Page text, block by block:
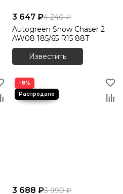
3 647 ₽4 240 ₽
Autogreen Snow Chaser 2
AW08 185/65 R15 88T
Известить
−8%
3 688 ₽3 990 ₽